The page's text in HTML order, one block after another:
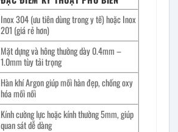
Inox 304 (ưu tiên dùng trong y tế) hoặc Inox
201 (giá rẻ hơn)
Mặt dựng và hông thường dày 0.4mm –
1.0mm tùy tải trọng
Hàn khí Argon giúp mối hàn đẹp, chống oxy
hóa mối nối
Kính cường lực hoặc kính thường 5mm, giúp
quan sát dễ dàng